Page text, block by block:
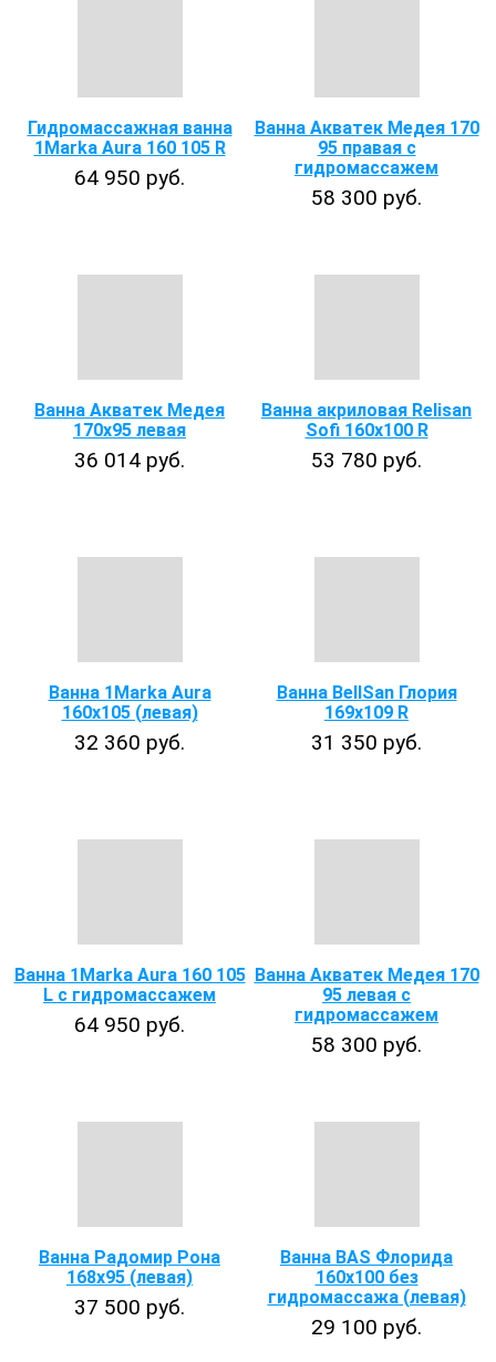
Гидромассажная ванна
1Marka Aura 160 105 R
64 950 руб.
Ванна Акватек Медея 170
95 правая с
гидромассажем
58 300 руб.
Ванна Акватек Медея
170х95 левая
36 014 руб.
Ванна акриловая Relisan
Sofi 160x100 R
53 780 руб.
Ванна 1Marka Aura
160х105 (левая)
32 360 руб.
Ванна BellSan Глория
169х109 R
31 350 руб.
Ванна 1Marka Aura 160 105
L с гидромассажем
64 950 руб.
Ванна Акватек Медея 170
95 левая с
гидромассажем
58 300 руб.
Ванна Радомир Рона
168x95 (левая)
37 500 руб.
Ванна BAS Флорида
160х100 без
гидромассажа (левая)
29 100 руб.